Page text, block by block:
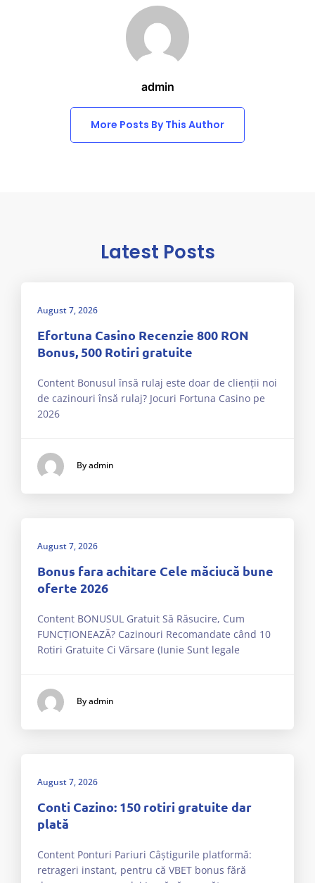
admin
More Posts By This Author
Latest Posts
August 7, 2026
Efortuna Casino Recenzie 800 RON
Bonus, 500 Rotiri gratuite
Content Bonusul însă rulaj este doar de clienții noi
de cazinouri însă rulaj? Jocuri Fortuna Casino pe
2026
By admin
August 7, 2026
Bonus fara achitare Cele măciucă bune
oferte 2026
Content BONUSUL Gratuit Să Răsucire, Cum
FUNCȚIONEAZĂ? Cazinouri Recomandate când 10
Rotiri Gratuite Ci Vărsare (Iunie Sunt legale
By admin
August 7, 2026
Conti Cazino: 150 rotiri gratuite dar
plată
Content Ponturi Pariuri Câștigurile platformă:
retrageri instant, pentru că VBET bonus fără